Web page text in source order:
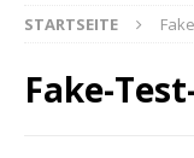
STARTSEITE
Fake-